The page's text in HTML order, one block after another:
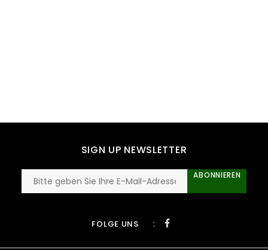
SIGN UP NEWSLETTER
ABONNIEREN
FOLGE UNS :